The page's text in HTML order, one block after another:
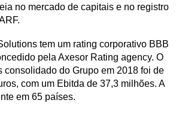
no mercado de capitais e no registro
tem um rating corporativo BBB
pela Axesor Rating agency. O
consolidado do Grupo em 2018 foi de
com um Ebitda de 37,3 milhões. A
em 65 países.